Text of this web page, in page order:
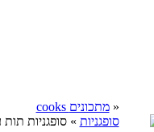
cooks מתכונים»
סופגניות » סופגניות